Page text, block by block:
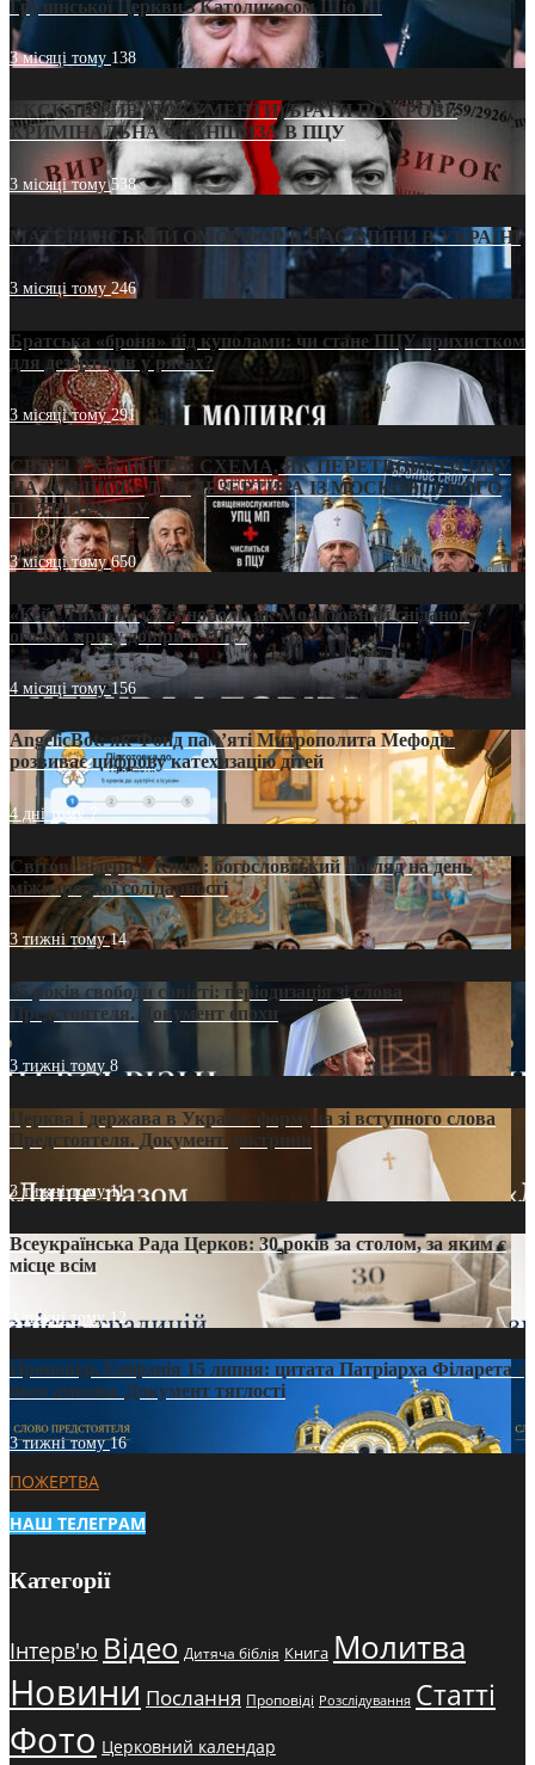
Грузинської Церкви з Католикосом Шіо III
3 місяці тому 138
ЕКСКЛЮЗИВ (ДОКУМЕНТИ)/БРАТИ ПО КРОВІ:
КРИМІНАЛЬНА ФРАНШИЗА В ПЦУ
3 місяці тому538
МАТЕРИНСЬКИЙ ОМОРФОР В ЧАС ВІЙНИ В УКРАЇНІ
3 місяці тому246
Братська «броня» під куполами: чи стане ПЦУ прихистком
для дезертирів у рясах?
3 місяці тому291
СВЯТІ УХИЛЯНТИ: СХЕМА, ЯК ПЕРЕТВОРИТИ ПЦУ
НА «ОФШОР» ДЛЯ ДЕЗЕРТИРА ІЗ МОСКОВСЬКОГО
ПАТРІАРХАТУ
3 місяці тому650
«Кейс Тихона» у Тернополі: як Молитовний сніданок
оголив кризу довіри в ПЦУ
4 місяці тому156
AngelicBot: як Фонд пам’яті Митрополита Мефодія
розвиває цифрову катехизацію дітей
4 дні тому7
Світові лідери в Києві: богословський погляд на день
міжнародної солідарності
3 тижні тому14
35 років свободи совісті: періодизація зі слова
Предстоятеля. Документ епохи
3 тижні тому 8
Церква і держава в Україні: формула зі вступного слова
Предстоятеля. Документ доктрини
3 тижні тому11
Всеукраїнська Рада Церков: 30 років за столом, за яким є
місце всім
3 тижні тому12
Проповідь Епіфанія 15 липня: цитата Патріарха Філарета з
його амвона. Документ тяглості
3 тижні тому16
ПОЖЕРТВА
НАШ ТЕЛЕГРАМ
Категорії
Інтерв'ю Відео Дитяча біблія Книга Молитва
Новини Послання Проповіді Розслідування Статті
Фото Церковний календар